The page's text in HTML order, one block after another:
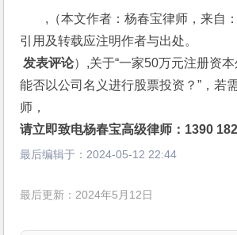
,（本文作者：杨春宝律师，来自
引用及转载应注明作者与出处。
发表评论）,关于“一家50万元注册资
能否以公司名义进行股票投资？”，若
师，
请立即致电杨春宝高级律师：1390
最后编辑于： 2024-05-12 22:44
最后更新：2024年5月12日